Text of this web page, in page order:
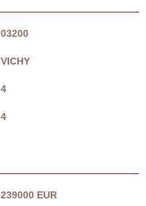
03200
VICHY
4
4
239000 EUR